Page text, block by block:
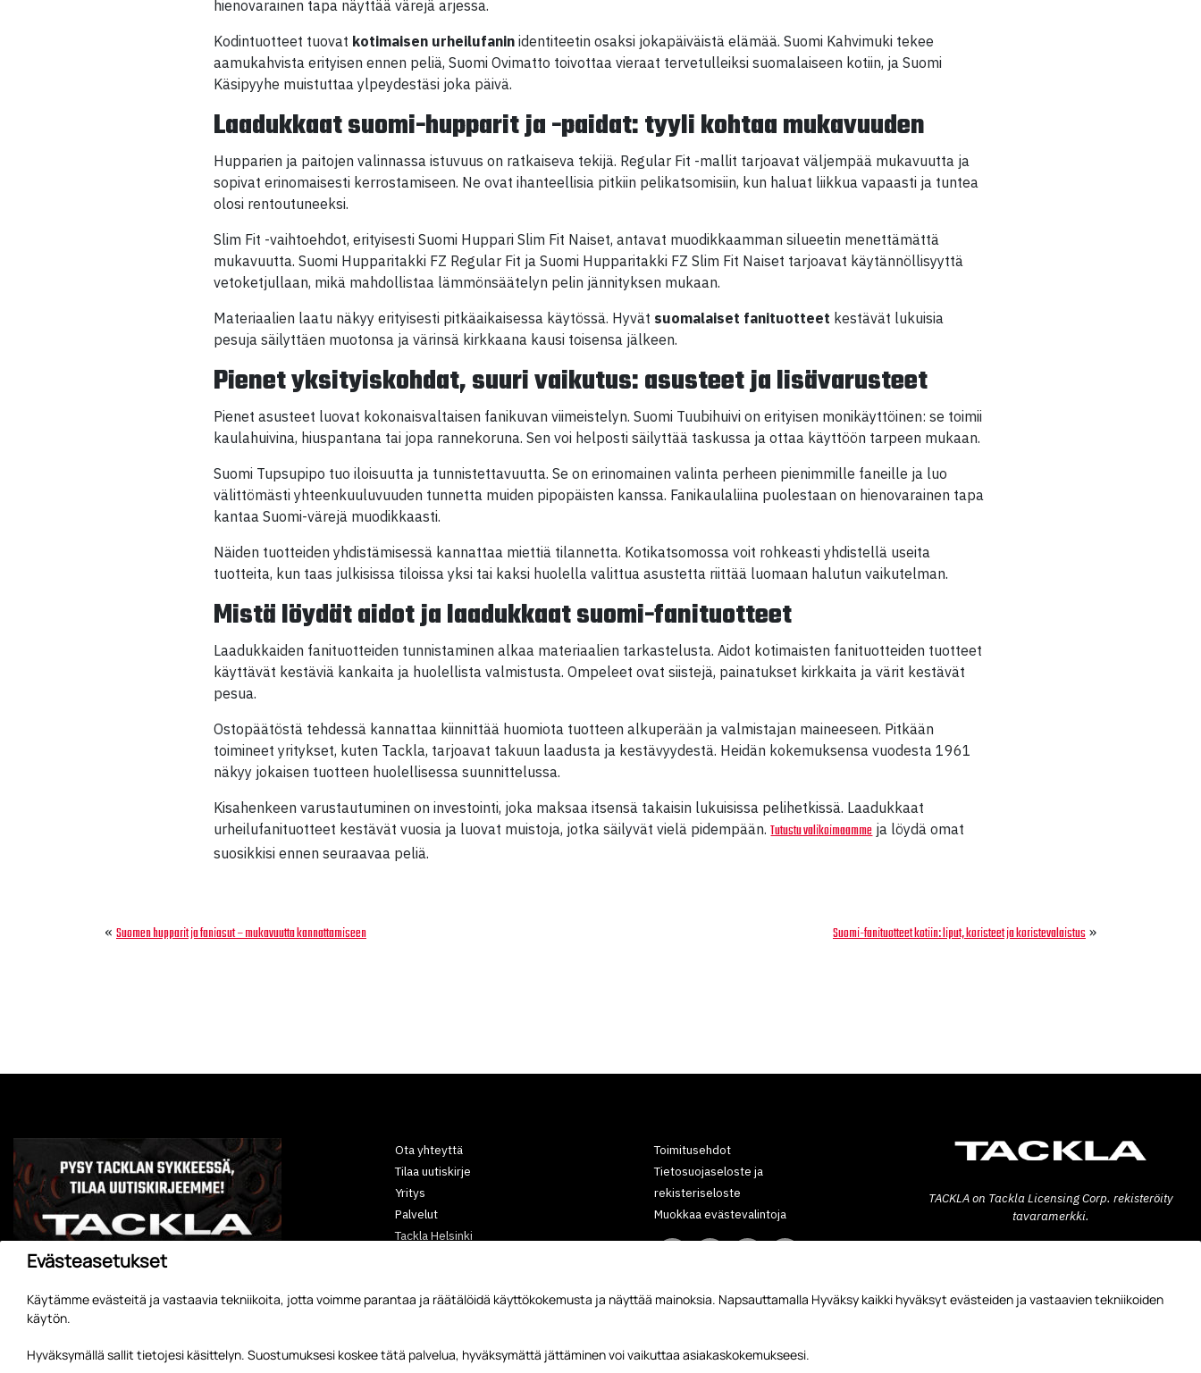
hienovarainen tapa näyttää värejä arjessa.
Kodintuotteet tuovat kotimaisen urheilufanin identiteetin osaksi jokapäiväistä elämää. Suomi Kahvimuki tekee
aamukahvista erityisen ennen peliä, Suomi Ovimatto toivottaa vieraat tervetulleiksi suomalaiseen kotiin, ja Suomi
Käsipyyhe muistuttaa ylpeydestäsi joka päivä.
Laadukkaat suomi-hupparit ja -paidat: tyyli kohtaa mukavuuden
Hupparien ja paitojen valinnassa istuvuus on ratkaiseva tekijä. Regular Fit -mallit tarjoavat väljempää mukavuutta ja
sopivat erinomaisesti kerrostamiseen. Ne ovat ihanteellisia pitkiin pelikatsomisiin, kun haluat liikkua vapaasti ja tuntea
olosi rentoutuneeksi.
Slim Fit -vaihtoehdot, erityisesti Suomi Huppari Slim Fit Naiset, antavat muodikkaamman silueetin menettämättä
mukavuutta. Suomi Hupparitakki FZ Regular Fit ja Suomi Hupparitakki FZ Slim Fit Naiset tarjoavat käytännöllisyyttä
vetoketjullaan, mikä mahdollistaa lämmönsäätelyn pelin jännityksen mukaan.
Materiaalien laatu näkyy erityisesti pitkäaikaisessa käytössä. Hyvät suomalaiset fanituotteet kestävät lukuisia
pesuja säilyttäen muotonsa ja värinsä kirkkaana kausi toisensa jälkeen.
Pienet yksityiskohdat, suuri vaikutus: asusteet ja lisävarusteet
Pienet asusteet luovat kokonaisvaltaisen fanikuvan viimeistelyn. Suomi Tuubihuivi on erityisen monikäyttöinen: se toimii
kaulahuivina, hiuspantana tai jopa rannekoruna. Sen voi helposti säilyttää taskussa ja ottaa käyttöön tarpeen mukaan.
Suomi Tupsupipo tuo iloisuutta ja tunnistettavuutta. Se on erinomainen valinta perheen pienimmille faneille ja luo
välittömästi yhteenkuuluvuuden tunnetta muiden pipopäisten kanssa. Fanikaulaliina puolestaan on hienovarainen tapa
kantaa Suomi-värejä muodikkaasti.
Näiden tuotteiden yhdistämisessä kannattaa miettiä tilannetta. Kotikatsomossa voit rohkeasti yhdistellä useita
tuotteita, kun taas julkisissa tiloissa yksi tai kaksi huolella valittua asustetta riittää luomaan halutun vaikutelman.
Mistä löydät aidot ja laadukkaat suomi-fanituotteet
Laadukkaiden fanituotteiden tunnistaminen alkaa materiaalien tarkastelusta. Aidot kotimaisten fanituotteiden tuotteet
käyttävät kestäviä kankaita ja huolellista valmistusta. Ompeleet ovat siistejä, painatukset kirkkaita ja värit kestävät
pesua.
Ostopäätöstä tehdessä kannattaa kiinnittää huomiota tuotteen alkuperään ja valmistajan maineeseen. Pitkään
toimineet yritykset, kuten Tackla, tarjoavat takuun laadusta ja kestävyydestä. Heidän kokemuksensa vuodesta 1961
näkyy jokaisen tuotteen huolellisessa suunnittelussa.
Kisahenkeen varustautuminen on investointi, joka maksaa itsensä takaisin lukuisissa pelihetkissä. Laadukkaat
urheilufanituotteet kestävät vuosia ja luovat muistoja, jotka säilyvät vielä pidempään.Tutustu valikoimaamme ja löydä omat
suosikkisi ennen seuraavaa peliä.
« Suomen hupparit ja faniasut – mukavuutta kannattamiseen Suomi-fanituotteet kotiin: liput, koristeet ja koristevalaistus »
Ota yhteyttä
Tilaa uutiskirje
Yritys
Palvelut
Tackla Helsinki
Yhteistyökumppanit
Toimitusehdot
Tietosuojaseloste ja
rekisteriseloste
Muokkaa evästevalintoja
TACKLA on Tackla Licensing Corp. rekisteröity
tavaramerkki.
FINLAND
Evästeasetukset
Käytämme evästeitä ja vastaavia tekniikoita, jotta voimme parantaa ja räätälöidä käyttökokemusta ja näyttää mainoksia. Napsauttamalla Hyväksy kaikki hyväksyt evästeiden ja vastaavien tekniikoiden
käytön.
Hyväksymällä sallit tietojesi käsittelyn. Suostumuksesi koskee tätä palvelua, hyväksymättä jättäminen voi vaikuttaa asiakaskokemukseesi.